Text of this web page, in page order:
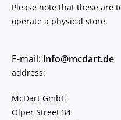
Please note that these are
operate a physical store.
E-mail: info@mcdart.de
address:
McDart GmbH
Olper Street 34